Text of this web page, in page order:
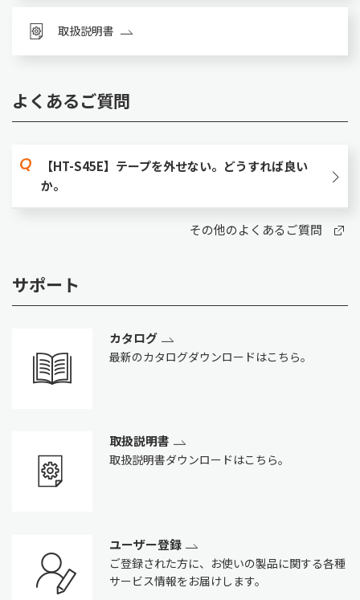
取扱説明書
よくあるご質問
【HT-S45E】テープを外せない。どうすれば良い
か。
その他のよくあるご質問
サポート
カタログ
最新のカタログダウンロードはこちら。
取扱説明書
取扱説明書ダウンロードはこちら。
ユーザー登録
ご登録された方に、お使いの製品に関する各種
サービス情報をお届けします。